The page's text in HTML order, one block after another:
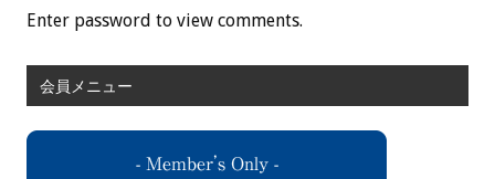
Enter password to view comments.
会員メニュー